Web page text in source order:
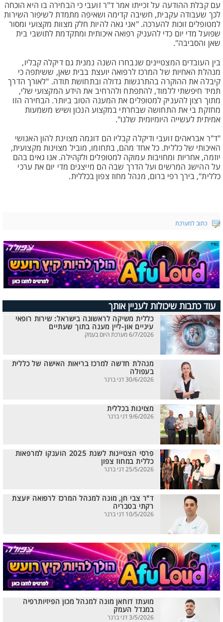
עם קבלת ההודעה על זכייתו אמר ד"ר זועבי כי הבחירה בו היא הוכחה
לכך שעבודה עקבית, חשיבה קדימה ושאיפה מתמדת לשיפור השירות
למטופלים זוכות להערכה. "אני גאה להיות חלק מצוות מקצועי ומסור
שפועל מדי יום כדי להעניק רפואה איכותית ומתקדמת לתושבי בית
שאן והסביבה".
בין העובדים המצטיינים שנבחרו השנה נמנית גם דיקלה קבליו,
מנהלת האחיות של המרכז לרפואה יועצת בבית שאן, ששיתפה כי
קיבלה את ההוקרה בהתרגשות גדולה ובתחושת תודה. "לאורך הדרך
תמיד חיפשתי ללמוד, להתפתח ולהרחיב את הידע המקצועי שלי,
מתוך רצון להעניק למטופלים את המענה הטוב ביותר. הבחירה הזו
מחזקת בי את התחושה שבחרתי במקצוע הנכון ושיש משמעות
אמיתית לעשייה היומיומית שלנו".
"ד"ר אבראהים זועבי ודיקלה קבליו הם דוגמה מצוינת להון האנושי
האיכותי של כללית. כל אחד מהם, בתחומו, מוביל מצוינות מקצועית,
יוזמה, אחריות ומחויבות עמוקה למטופלים ולקהילה. אנו גאים בהם
על ההישג המרשים ועל הדרך שבה הם מייצגים מדי יום את ערכי
כללית", בירך רפי ברום, מנהל מחוז צפון בכללית.
כתוב למערכת
עוד כתבות שיכולות לעניין אותך
כללית משיקה לראשונה בישראל: שירות רופאי
עיניים און-ליין מענה בתוך שעתיים
6/7/2026 מערכת היום בעמק
מנהלת חדשה למרכז בריאות האישה של כללית
בעפולה
30/6/2026 דני ברנר
מצוינות בכללית
9/6/2026 דני ברנר
פרסי הצטיינות לשנת 2025 הוענקו למרפאות
כללית במחוז צפון
25/5/2026 דני ברנר
ד"ר צבי חן, מונה למנהל המרכז לרפואה יועצת
רקתי בטבריה
10/5/2026 דני ברנר
מועתז דוחאן מונה למנהל מכון הפיזיותרפיה
במגדל העמק
3/5/2026 דני ברנר